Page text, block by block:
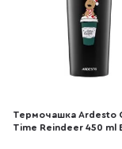
Термочашка Ardesto
Time Reindeer 450 ml